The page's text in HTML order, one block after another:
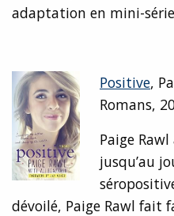
adaptation en mini-
Positive,
Romans,
Paige
jusqu’au
dévoilé, Paige Rawl fait